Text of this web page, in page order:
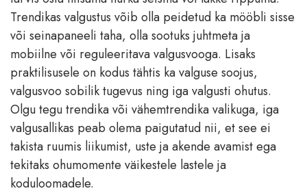
Trendikas valgustus võib olla peidetud ka mööbli sisse
või seinapaneeli taha, olla sootuks juhtmeta ja
mobiilne või reguleeritava valgusvooga. Lisaks
praktilisusele on kodus tähtis ka valguse soojus,
valgusvoo sobilik tugevus ning iga valgusti ohutus.
Olgu tegu trendika või vähemtrendika valikuga, iga
valgusallikas peab olema paigutatud nii, et see ei
takista ruumis liikumist, uste ja akende avamist ega
tekitaks ohumomente väikestele lastele ja
koduloomadele.